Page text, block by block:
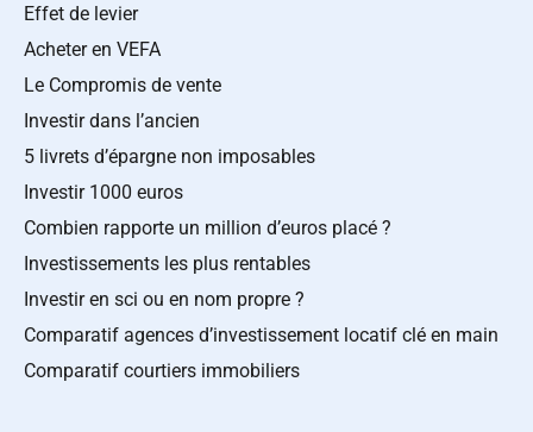
Effet de levier
Acheter en VEFA
Le Compromis de vente
Investir dans l’ancien
5 livrets d’épargne non imposables
Investir 1000 euros
Combien rapporte un million d’euros placé ?
Investissements les plus rentables
Investir en sci ou en nom propre ?
Comparatif agences d’investissement locatif clé en main
Comparatif courtiers immobiliers